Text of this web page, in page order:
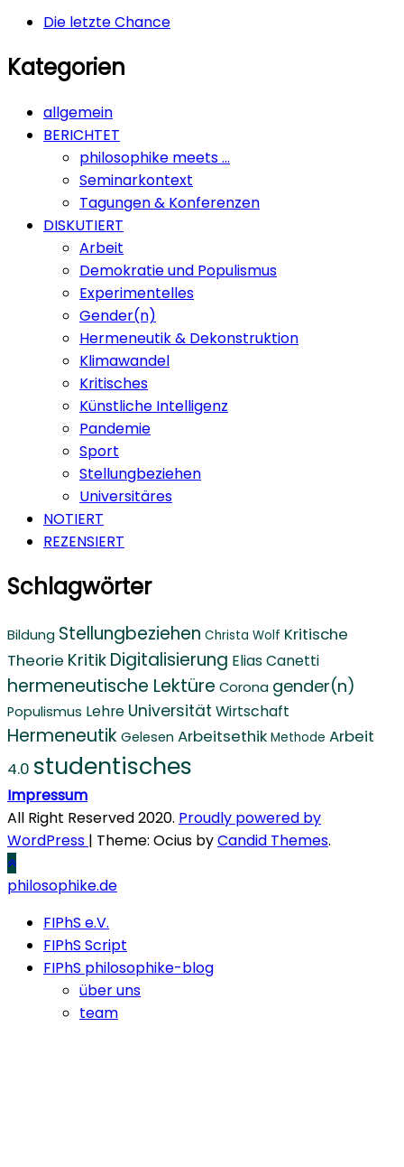
Die letzte Chance
Kategorien
allgemein
BERICHTET
philosophike meets …
Seminarkontext
Tagungen & Konferenzen
DISKUTIERT
Arbeit
Demokratie und Populismus
Experimentelles
Gender(n)
Hermeneutik & Dekonstruktion
Klimawandel
Kritisches
Künstliche Intelligenz
Pandemie
Sport
Stellungbeziehen
Universitäres
NOTIERT
REZENSIERT
Schlagwörter
Bildung Stellungbeziehen Christa Wolf Kritische
Theorie Kritik Digitalisierung Elias Canetti
hermeneutische Lektüre Corona gender(n)
Populismus Lehre Universität Wirtschaft
Hermeneutik Gelesen Arbeitsethik Methode Arbeit
4.0 studentisches
Impressum
All Right Reserved 2020. Proudly powered by
WordPress | Theme: Ocius byCandid Themes.
philosophike.de
FIPhS e.V.
FIPhS Script
FIPhS philosophike-blog
über uns
team